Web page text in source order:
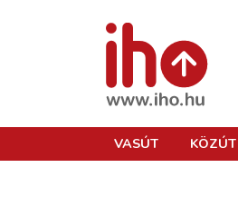
VASÚT KÖZÚT